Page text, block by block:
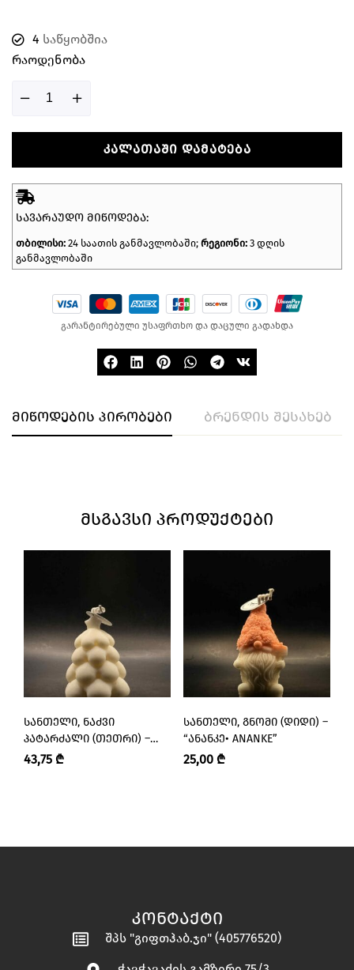
4 საწყობშია
Რაოდენობა
ᲙᲐᲚᲐᲗᲐᲨᲘ ᲓᲐᲛᲐᲢᲔᲑᲐ
ᲡᲐᲕᲐᲠᲐᲣᲓᲝ ᲛᲘᲬᲝᲓᲔᲑᲐ:
თბილისი: 24 საათის განმავლობაში; რეგიონი: 3 დღის
განმავლობაში
გარანტირებული უსაფრთხო და დაცული გადახდა
მიწოდების პირობები ბრენდის შესახებ
ᲛᲡᲒᲐᲕᲡᲘ ᲞᲠᲝᲓᲣᲥᲢᲔᲑᲘ
ᲡᲐᲜᲗᲔᲚᲘ, ᲜᲐᲫᲕᲘ
ᲞᲐᲢᲐᲠᲫᲐᲚᲘ (ᲗᲔᲗᲠᲘ) –
“ᲐᲜᲐᲜᲙᲔ• ANANKE”
43,75 ₾
ᲡᲐᲜᲗᲔᲚᲘ, ᲒᲜᲝᲛᲘ (ᲓᲘᲓᲘ) –
“ᲐᲜᲐᲜᲙᲔ• ANANKE”
25,00 ₾
ᲙᲝᲜᲢᲐᲥᲢᲘ
შპს "გიფთჰაბ.ჯი" (405776520)